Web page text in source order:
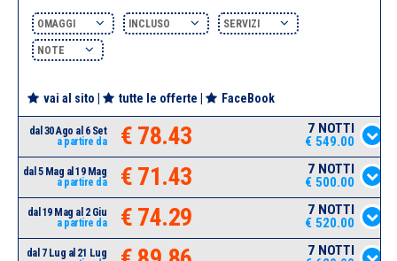
OMAGGI INCLUSO SERVIZI
NOTE
vai al sito tutte le offerte FaceBook
dal 30 Ago al 6 Set
a partire da
€ 78.43
7 NOTTI
€ 549.00
dal 5 Mag al 19 Mag
a partire da
€ 71.43
7 NOTTI
€ 500.00
dal 19 Mag al 2 Giu
a partire da
€ 74.29
7 NOTTI
€ 520.00
dal 7 Lug al 21 Lug
7 NOTTI